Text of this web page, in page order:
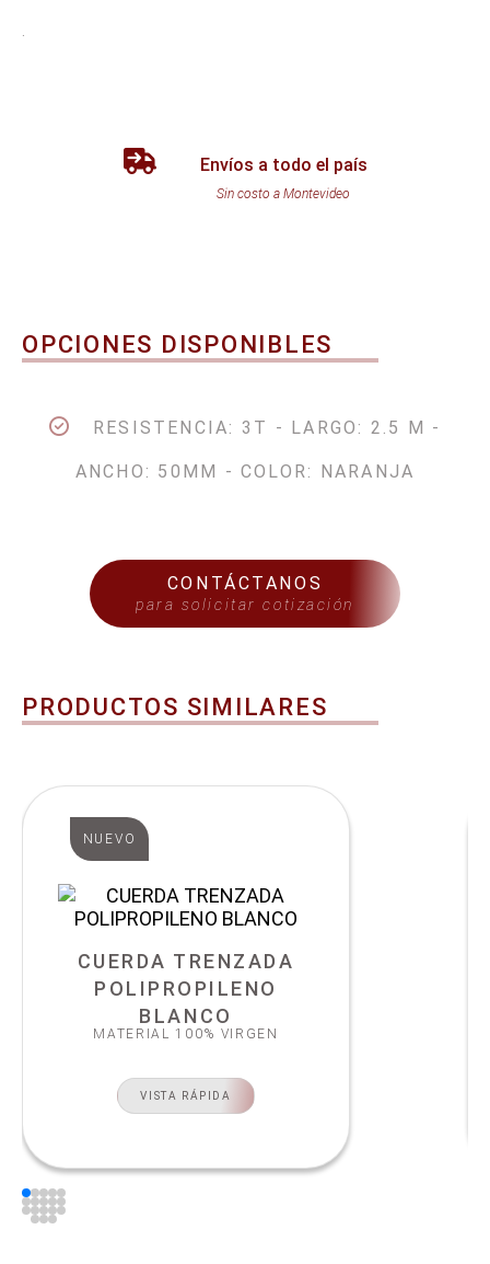
Envíos a todo el país
Sin costo a Montevideo
OPCIONES DISPONIBLES
RESISTENCIA: 3T - LARGO: 2.5 M -
ANCHO: 50MM - COLOR: NARANJA
CONTÁCTANOS
para solicitar cotización
PRODUCTOS SIMILARES
NUEVO
CUERDA TRENZADA
POLIPROPILENO
BLANCO
MATERIAL 100% VIRGEN
VISTA RÁPIDA